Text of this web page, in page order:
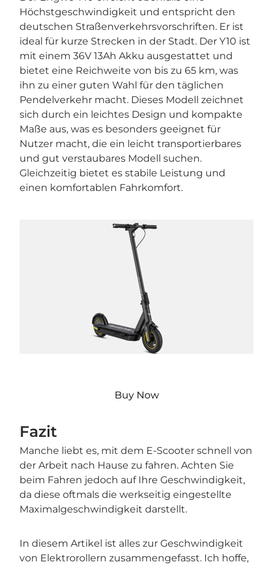
Höchstgeschwindigkeit und entspricht den
deutschen Straßenverkehrsvorschriften. Er ist
ideal für kurze Strecken in der Stadt. Der Y10 ist
mit einem 36V 13Ah Akku ausgestattet und
bietet eine Reichweite von bis zu 65 km, was
ihn zu einer guten Wahl für den täglichen
Pendelverkehr macht. Dieses Modell zeichnet
sich durch ein leichtes Design und kompakte
Maße aus, was es besonders geeignet für
Nutzer macht, die ein leicht transportierbares
und gut verstaubares Modell suchen.
Gleichzeitig bietet es stabile Leistung und
einen komfortablen Fahrkomfort.
Buy Now
Fazit
Manche liebt es, mit dem E-Scooter schnell von
der Arbeit nach Hause zu fahren. Achten Sie
beim Fahren jedoch auf Ihre Geschwindigkeit,
da diese oftmals die werkseitig eingestellte
Maximalgeschwindigkeit darstellt.
In diesem Artikel ist alles zur Geschwindigkeit
von Elektrorollern zusammengefasst. Ich hoffe,